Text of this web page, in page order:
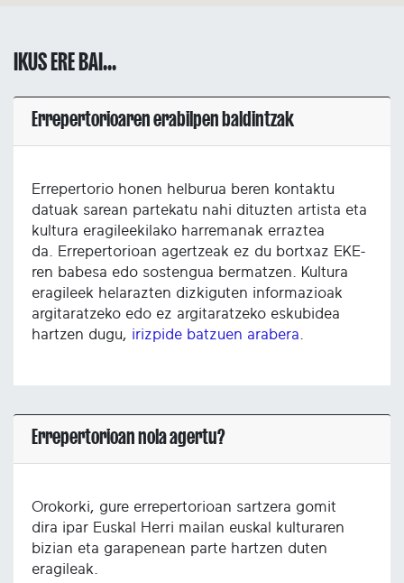
IKUS ERE BAI...
Errepertorioaren erabilpen baldintzak
Errepertorio honen helburua beren kontaktu
datuak sarean partekatu nahi dituzten artista eta
kultura eragileekilako harremanak erraztea
da. Errepertorioan agertzeak ez du bortxaz EKE-
ren babesa edo sostengua bermatzen. Kultura
eragileek helarazten dizkiguten informazioak
argitaratzeko edo ez argitaratzeko eskubidea
hartzen dugu, irizpide batzuen arabera
Errepertorioan nola agertu?
Orokorki, gure errepertorioan sartzera gomit
dira ipar Euskal Herri mailan euskal kulturaren
bizian eta garapenean parte hartzen duten
eragileak.